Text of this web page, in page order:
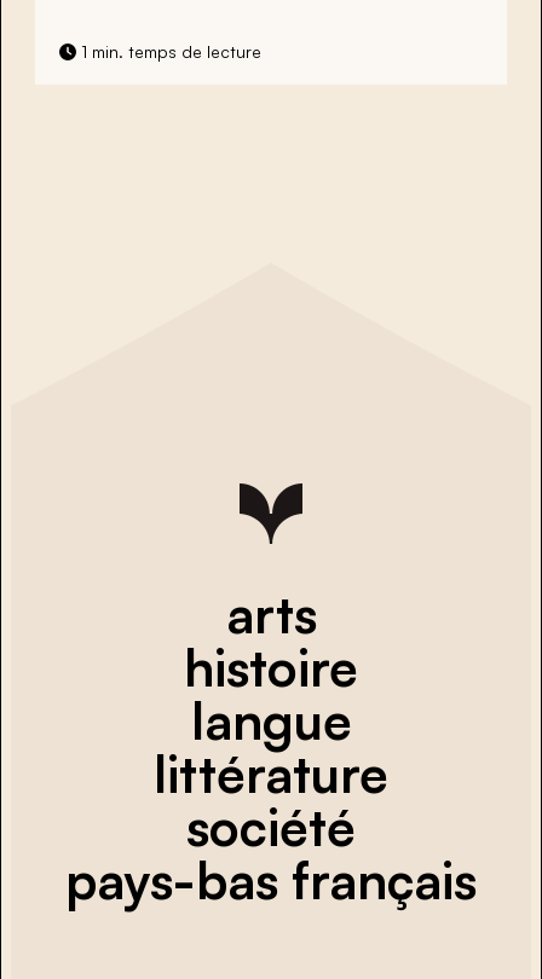
1 min. temps de lecture
arts
histoire
langue
littérature
société
pays-bas français